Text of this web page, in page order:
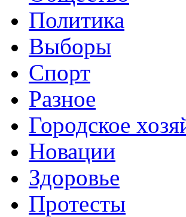
Политика
Выборы
Спорт
Разное
Городское
Новации
Здоровье
Протесты